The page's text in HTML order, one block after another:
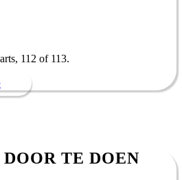
112 of 113.
TE DOEN